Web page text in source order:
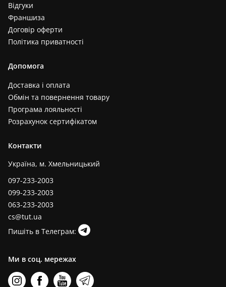
Відгуки
Франшиза
Договір оферти
Політика приватності
Допомога
Доставка і оплата
Обмін та повернення товару
Програма лояльності
Розрахунок сертифікатом
Контакти
Україна, м. Хмельницький
097-233-2003
099-233-2003
063-233-2003
cs@tut.ua
Пишіть в Телеграм:
Ми в соц. мережах